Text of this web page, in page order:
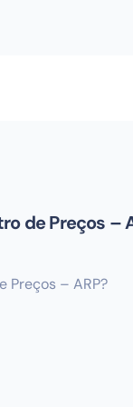
de Preços –
Preços – ARP?